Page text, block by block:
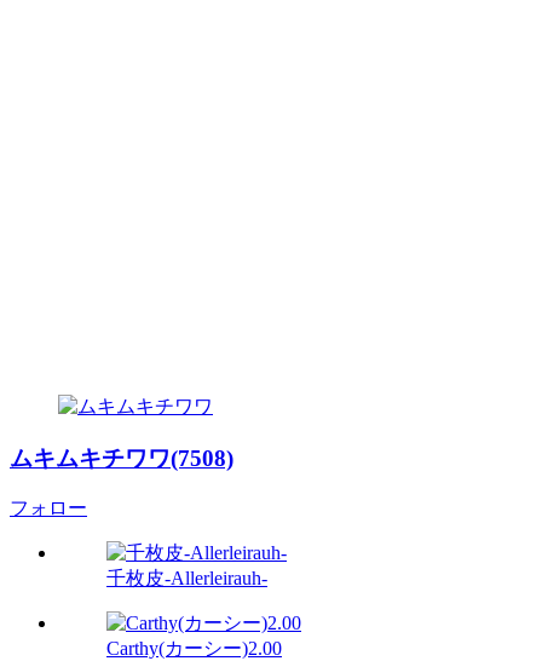
ムキムキチワワ(7508)
フォロー
千枚皮-Allerleirauh-
Carthy(カーシー)2.00